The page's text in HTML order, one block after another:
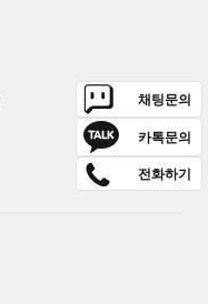
채팅문의
카톡문의
전화하기